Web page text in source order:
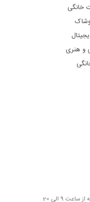
خانگی
و هنری
9 الی 20